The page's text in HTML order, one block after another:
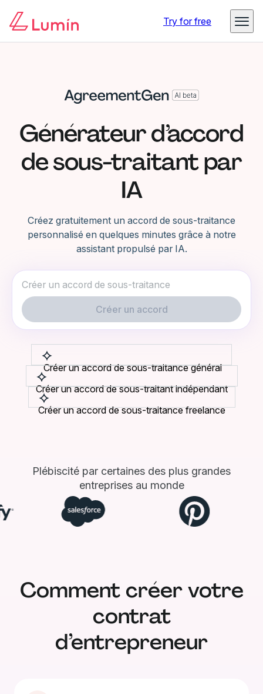
Try for free
Générateur d’accord
de sous-traitant par
IA
Créez gratuitement un accord de sous-traitance
personnalisé en quelques minutes grâce à notre
assistant propulsé par IA.
Créer un accord
Créer un accord de sous-traitance général
Créer un accord de sous-traitant indépendant
Créer un accord de sous-traitance freelance
Plébiscité par certaines des plus grandes
entreprises au monde
Comment créer votre
contrat
d’entrepreneur